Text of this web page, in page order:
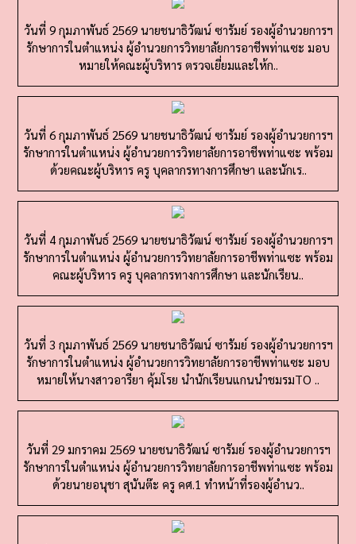
วันที่ 9 กุมภาพันธ์ 2569 นายชนาธิวัฒน์ ซารัมย์ รองผู้อำนวยการฯ
รักษาการในตำแหน่ง ผู้อำนวยการวิทยาลัยการอาชีพท่าแซะ มอบ
หมายให้คณะผู้บริหาร ตรวจเยี่ยมและให้ก..
วันที่ 6 กุมภาพันธ์ 2569 นายชนาธิวัฒน์ ซารัมย์ รองผู้อำนวยการฯ
รักษาการในตำแหน่ง ผู้อำนวยการวิทยาลัยการอาชีพท่าแซะ พร้อม
ด้วยคณะผู้บริหาร ครู บุคลากรทางการศึกษา และนักเร..
วันที่ 4 กุมภาพันธ์ 2569 นายชนาธิวัฒน์ ซารัมย์ รองผู้อำนวยการฯ
รักษาการในตำแหน่ง ผู้อำนวยการวิทยาลัยการอาชีพท่าแซะ พร้อม
คณะผู้บริหาร ครู บุคลากรทางการศึกษา และนักเรียน..
วันที่ 3 กุมภาพันธ์ 2569 นายชนาธิวัฒน์ ซารัมย์ รองผู้อำนวยการฯ
รักษาการในตำแหน่ง ผู้อำนวยการวิทยาลัยการอาชีพท่าแซะ มอบ
หมายให้นางสาวอารียา คุ้มโรย นำนักเรียนแกนนำชมรมTO ..
วันที่ 29 มกราคม 2569 นายชนาธิวัฒน์ ซารัมย์ รองผู้อำนวยการฯ
รักษาการในตำแหน่ง ผู้อำนวยการวิทยาลัยการอาชีพท่าแซะ พร้อม
ด้วยนายอนุชา สุนันต๊ะ ครู คศ.1 ทำหน้าที่รองผู้อำนว..
วันที่ 28 มกราคม 2569 ชมรมวิชาช่างยนต์ ดำเนินการจัดโครงการ